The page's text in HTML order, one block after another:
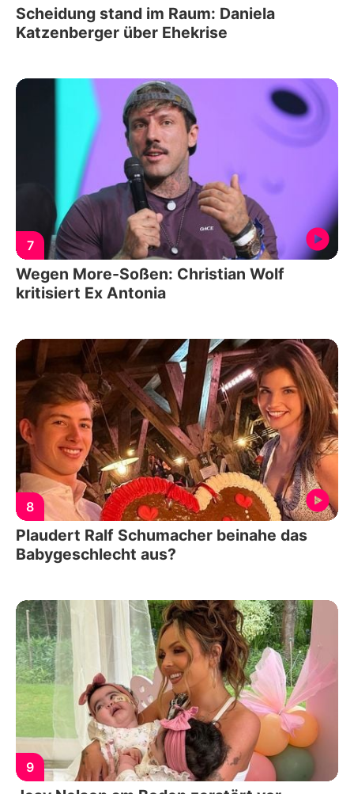
Scheidung stand im Raum: Daniela
Katzenberger über Ehekrise
7
Wegen More-Soßen: Christian Wolf
kritisiert Ex Antonia
8
Plaudert Ralf Schumacher beinahe das
Babygeschlecht aus?
9